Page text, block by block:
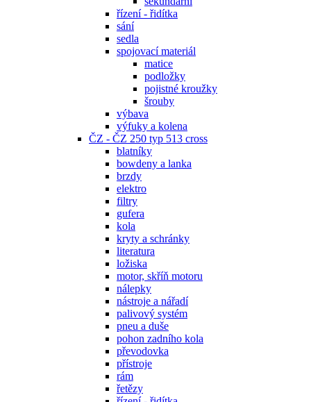
řízení - řidítka
sání
sedla
spojovací materiál
matice
podložky
pojistné kroužky
šrouby
výbava
výfuky a kolena
ČZ - ČZ 250 typ 513 cross
blatníky
bowdeny a lanka
brzdy
elektro
filtry
gufera
kola
kryty a schránky
literatura
ložiska
motor, skříň motoru
nálepky
nástroje a nářadí
palivový systém
pneu a duše
pohon zadního kola
převodovka
přístroje
rám
řetězy